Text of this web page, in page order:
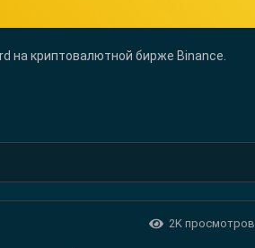
на криптовалютной бирже Binance.
2K просмотров